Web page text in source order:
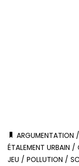
ARGUMENTATION
ÉTALEMENT URBAIN /
JEU /POLLUTION /